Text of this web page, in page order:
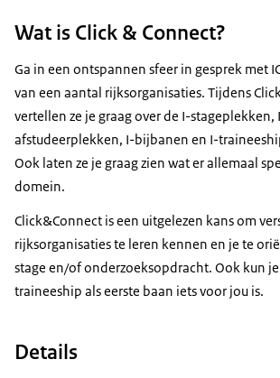
Wat is Click & Connect?
Ga in een ontspannen sfeer in gesprek met
van een aantal rijksorganisaties. Tijdens
vertellen ze je graag over de I-stageplekken,
afstudeerplekken, I-bijbanen en I-
Ook laten ze je graag zien wat er allemaal
domein.
Click&Connect is een uitgelezen kans om
rijksorganisaties te leren kennen en je te
stage en/of onderzoeksopdracht. Ook kun
traineeship als eerste baan iets voor jou is.
Details